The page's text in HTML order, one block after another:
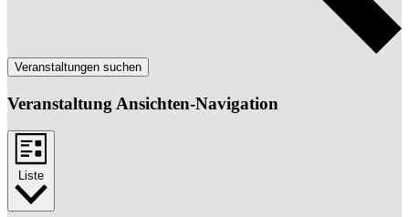
Veranstaltungen suchen
Veranstaltung Ansichten-Navigation
Liste